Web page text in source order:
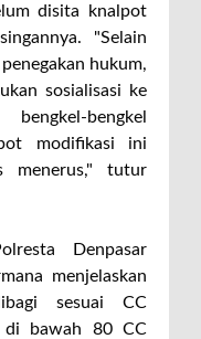
disita knalpot
"Selain
hukum,
sosialisasi ke
bengkel
modifikasi ini
menerus," tutur
Denpasar
menjelaskan
sesuai CC
di bawah 80 CC